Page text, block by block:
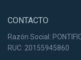
CONTACTO
Razón Social:
RUC: 20155945860